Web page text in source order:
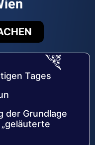
Tages
der Grundlage